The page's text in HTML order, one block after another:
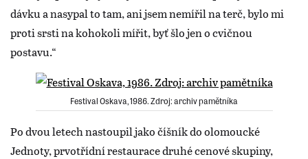
dávku a nasypal to tam, ani jsem nemířil na terč, bylo mi
proti srsti na kohokoli mířit, byť šlo jen o cvičnou
postavu.“
Festival Oskava, 1986. Zdroj: archiv pamětníka
Po dvou letech nastoupil jako číšník do olomoucké
Jednoty, prvotřídní restaurace druhé cenové skupiny,